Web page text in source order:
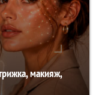
макияж,